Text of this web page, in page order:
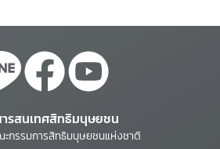
รสนเทศสิทธิมนุษยชน
กรรมการสิทธิมนุษยชนแห่งชาติ